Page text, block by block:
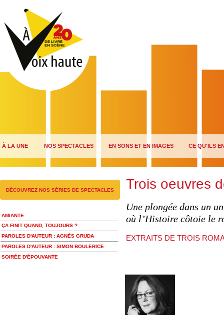
EXTRAITS DE TROIS
Une plongée dans un
où l’Histoire côtoie le
Trois oeuvres
AMIANTE
ÇA FINIT QUAND, TOUJOURS ?
PAROLES D'AUTEUR : AGNÈS GRUDA
PAROLES D'AUTEUR : SIMON BOULERICE
SOIRÉE D'ÉPOUVANTE
CE QU'ILS
À LA UNE NOS SPECTACLES EN SONS ET EN IMAGES
DÉCOUVREZ NOS SÉRIES DE SPECTACLES